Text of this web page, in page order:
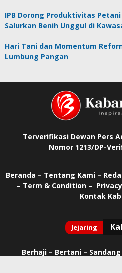
IPB Dorong Produktivitas
Salurkan Benih Unggul di
Hari Tani dan Momentum
Lumbung Pangan
Terverifikasi Dewan Pers
Nomor 1213/DP-
Beranda – Tentang Kami –
– Term & Condition –
Kontak
Berhaji– Bertani –